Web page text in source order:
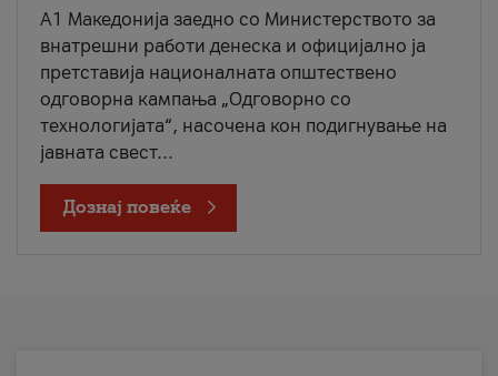
A1 Македонија заедно со Министерството за
внатрешни работи денеска и официјално ја
претставија националната општествено
одговорна кампања „Одговорно со
технологијата“, насочена кон подигнување на
јавната свест...
Дознај повеќе